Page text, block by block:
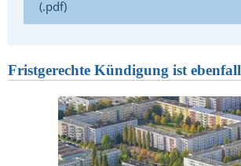
(.pdf)
Fristgerechte Kündigung ist